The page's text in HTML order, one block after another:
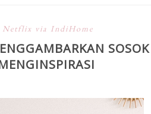
Netflix via IndiHome
SOSOK